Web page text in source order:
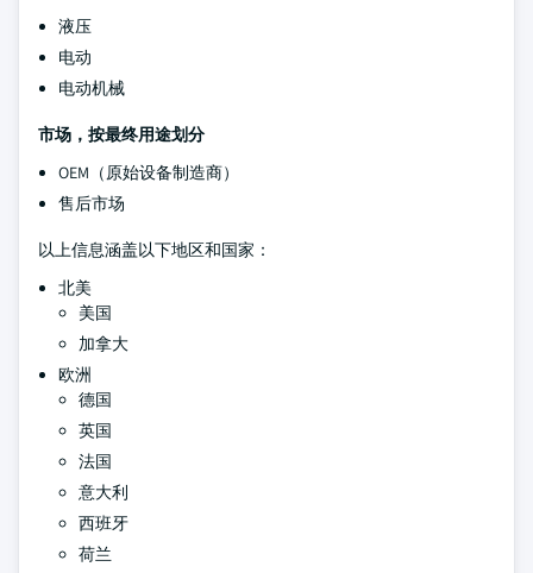
液压
电动
电动机械
市场，按最终用途划分
OEM（原始设备制造商）
售后市场
以上信息涵盖以下地区和国家：
北美
美国
加拿大
欧洲
德国
英国
法国
意大利
西班牙
荷兰